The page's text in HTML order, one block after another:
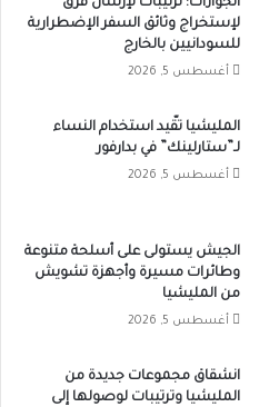
لإستخراج وثائق السفر الإضطرارية
للسودانيين بالخارج
أغسطس 5, 2026
المليشيا تقّيد استخدام النساء
لـ”ستارلينك” في بدارفور
أغسطس 5, 2026
الجيش يستولى على أسلحة متنوعة
وطائرات مسيرة وأجهزة تشويش
من المليشيا
أغسطس 5, 2026
انشقاق مجموعات جديدة من
المليشيا وترتيبات لوصولها إلى